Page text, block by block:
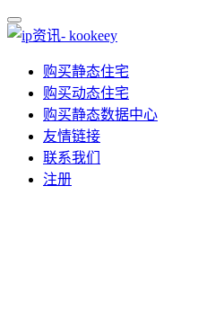
购买静态住宅
购买动态住宅
购买静态数据中心
友情链接
联系我们
注册